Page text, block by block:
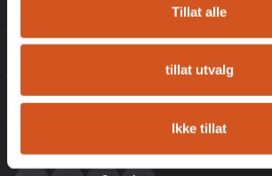
Tillat alle
tillat utvalg
Ikke tillat
KUNDESERVICE